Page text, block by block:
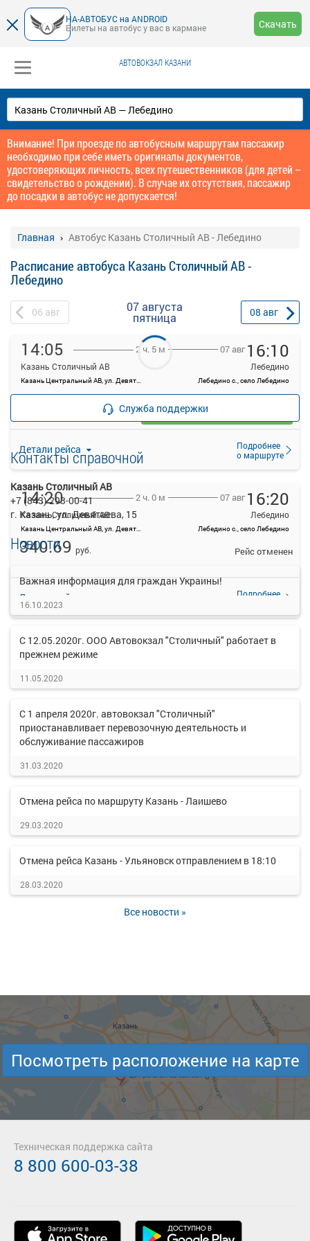
НА-АВТОБУС на ANDROID
Билеты на автобус у вас в кармане
Скачать
АВТОВОКЗАЛ КАЗАНИ
Внимание! При проезде по автобусным маршрутам пассажир
необходимо при себе иметь оригиналы документов,
удостоверяющих личность, всех путешественников (для детей –
свидетельство о рождении). В случае их отсутствия, пассажир
до посадки в автобус не допускается!
Главная Автобус Казань Столичный АВ - Лебедино
Расписание автобуса Казань Столичный АВ -
Лебедино
06 авг 07 августа
пятница 08 авг
14:05
Казань Столичный АВ
Казань Центральный АВ, ул. Девятаева, 15, Казань
2 ч. 5 м 07 авг 16:10
Лебедино
Лебедино с., село Лебедино
Детали рейса
Подробнее
о маршруте
—
Загрузить цену
14:20
Казань Столичный АВ
Казань Центральный АВ, ул. Девятаева, 15, Казань
2 ч. 0 м 07 авг 16:20
Лебедино
Лебедино с., село Лебедино
Детали рейса
Подробнее
340.69 руб. Рейс отменен
Служба поддержки
Контакты справочной
Казань Столичный АВ
+7 (843) 293-00-41
г. Казань, ул. Девятаева, 15
Новости
Важная информация для граждан Украины!
16.10.2023
С 12.05.2020г. ООО Автовокзал "Столичный" работает в
прежнем режиме
11.05.2020
С 1 апреля 2020г. автовокзал "Столичный"
приостанавливает перевозочную деятельность и
обслуживание пассажиров
31.03.2020
Отмена рейса по маршруту Казань - Лаишево
29.03.2020
Отмена рейса Казань - Ульяновск отправлением в 18:10
28.03.2020
Все новости »
Посмотреть расположение на карте
Техническая поддержка сайта
8 800 600-03-38